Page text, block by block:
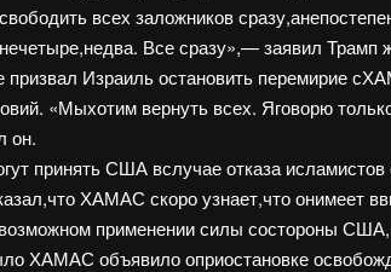
всех заложников
Все сразу»,— заявил Трамп
Израиль остановить перемирие
«Мыхотим вернуть всех. Яговорю
он.
принять США вслучае отказа
ХАМАС скоро узнает,что онимеет
применении силы состороны
ХАМАС объявило оприостановке